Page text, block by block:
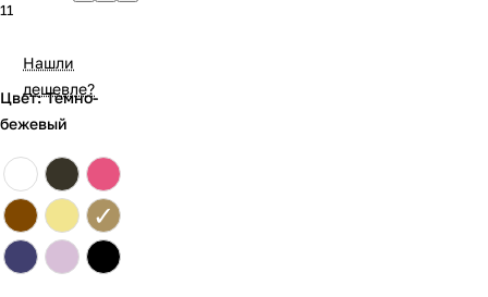
11
Нашли
дешевле?
Цвет: Темно-
бежевый
✓